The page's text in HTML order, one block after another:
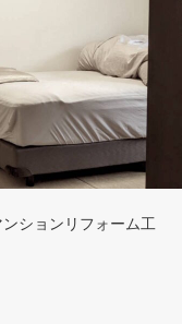
ションリフォーム工